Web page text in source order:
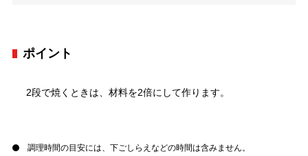
ポイント
2段で焼くときは、材料を2倍にして作ります。
調理時間の目安には、下ごしらえなどの時間は含みません。